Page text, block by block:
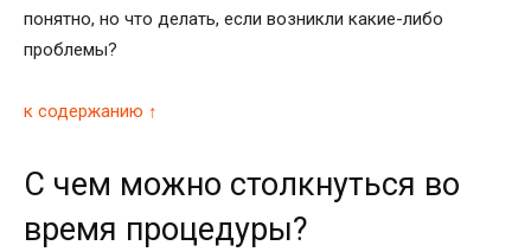
понятно, но что делать, если возникли какие-либо
проблемы?
к содержанию ↑
С чем можно столкнуться во
время процедуры?